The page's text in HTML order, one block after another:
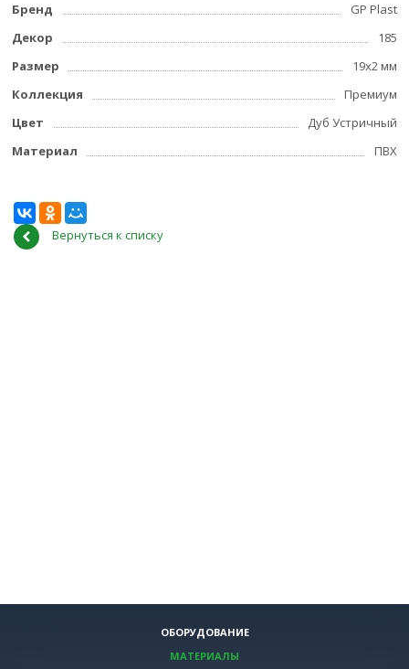
Бренд
GP Plast
Декор
185
Размер
19x2 мм
Коллекция
Премиум
Цвет
Дуб Устричный
Материал
ПВХ
Вернуться к списку
ОБОРУДОВАНИЕ
МАТЕРИАЛЫ